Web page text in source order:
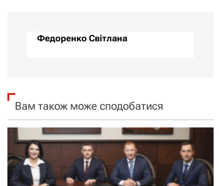
а
ц
і
а
п
и
Федоренко Світлана
Вам також може сподобатися